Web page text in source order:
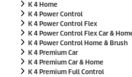
K 4 Home
K 4 Power Control
K 4 Power Control Flex
K 4 Power Control Flex Car &
K 4 Power Control Home & Brush
K 4 Premium Car
K 4 Premium Car & Home
K 4 Premium Full Control